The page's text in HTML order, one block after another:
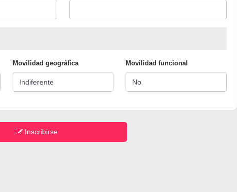
Movilidad geográfica Movilidad funcional
Inscribirse